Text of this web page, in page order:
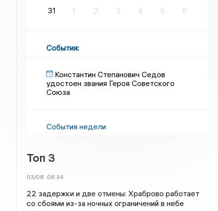
31
1 2 3 4 5 6
События:
Константин Степанович Седов
удостоен звания Героя Советского
Союза
События недели
Топ 3
03/08 08:34
22 задержки и две отмены: Храброво работает
со сбоями из-за ночных ограничений в небе